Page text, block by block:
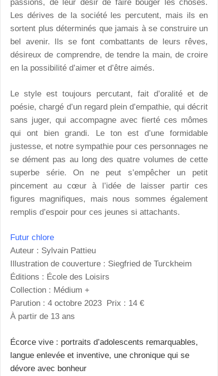
passions, de leur désir de faire bouger les choses.
Les dérives de la société les percutent, mais ils en
sortent plus déterminés que jamais à se construire un
bel avenir. Ils se font combattants de leurs rêves,
désireux de comprendre, de tendre la main, de croire
en la possibilité d’aimer et d’être aimés.
Le style est toujours percutant, fait d’oralité et de
poésie, chargé d’un regard plein d’empathie, qui décrit
sans juger, qui accompagne avec fierté ces mômes
qui ont bien grandi. Le ton est d’une formidable
justesse, et notre sympathie pour ces personnages ne
se dément pas au long des quatre volumes de cette
superbe série. On ne peut s’empêcher un petit
pincement au cœur à l’idée de laisser partir ces
figures magnifiques, mais nous sommes également
remplis d’espoir pour ces jeunes si attachants.
Futur chlore
Auteur : Sylvain Pattieu
Illustration de couverture : Siegfried de Turckheim
Éditions : École des Loisirs
Collection : Médium +
Parution : 4 octobre 2023 Prix : 14 €
À partir de 13 ans
Écorce vive : portraits d’adolescents remarquables,
langue enlevée et inventive, une chronique qui se
dévore avec bonheur